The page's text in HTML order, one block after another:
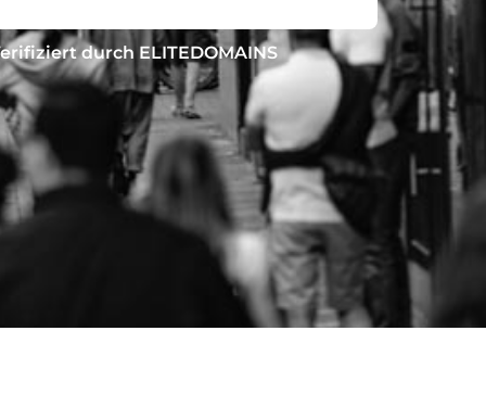
durch ELITEDOMAINS